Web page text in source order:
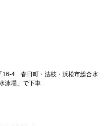
16-4 春日町・法枝・浜松市総合水
泳場」で下車